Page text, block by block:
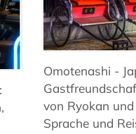
Omotenashi -
von Ryokan
Sprache und